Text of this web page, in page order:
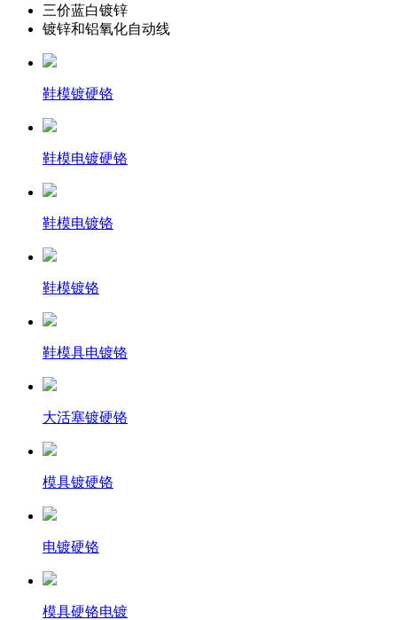
三价蓝白镀锌
镀锌和铝氧化自动线
鞋模镀硬铬
鞋模电镀硬铬
鞋模电镀铬
鞋模镀铬
鞋模具电镀铬
大活塞镀硬铬
模具镀硬铬
电镀硬铬
模具硬铬电镀